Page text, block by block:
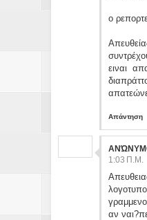
ο
ειναι
Απάντηση
03 Π.Μ.
αν